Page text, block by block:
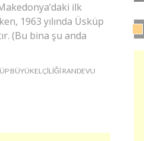
ilk
1963 yılında Üsküp
(Bu bina şu anda
BÜYÜKELÇILIĞI RANDEVU